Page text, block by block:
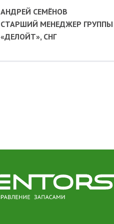
АНДРЕЙ СЕМЁНОВ
CТАРШИЙ МЕНЕДЖЕР ГРУППЫ
«ДЕЛОЙТ», СНГ